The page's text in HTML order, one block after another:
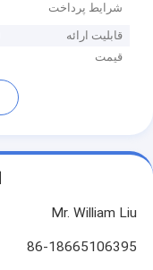
شرایط پرداخت
قابلیت ارائه
قیمت
Mr. William Liu
86-18665106395